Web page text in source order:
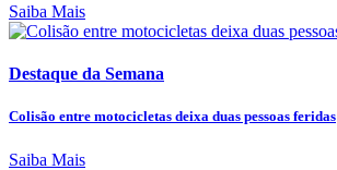
Saiba Mais
Destaque da Semana
Colisão entre motocicletas deixa duas pessoas feridas
Saiba Mais